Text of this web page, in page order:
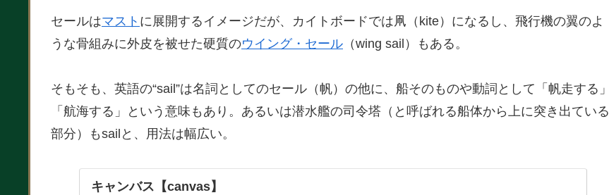
セールはマスト に展開するイメージだが、カイトボードでは凧（kite）になるし、飛行機の翼のよ
うな骨組みに外皮を被せた硬質のウイング・セール （wing sail）もある。
そもそも、英語の“sail”は名詞としてのセール（帆）の他に、船そのものや動詞として「帆走する」
「航海する」という意味もあり。あるいは潜水艦の司令塔（と呼ばれる船体から上に突き出ている
部分）もsailと、用法は幅広い。
キャンバス【canvas】